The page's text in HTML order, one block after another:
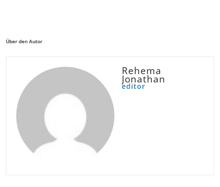
Über den Autor
Rehema
Jonathan
editor